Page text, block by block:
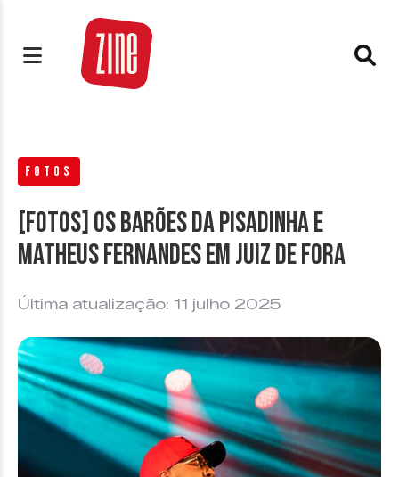
FOTOS
[FOTOS] Os Barões da Pisadinha e
Matheus Fernandes em Juiz de Fora
Última atualização: 11 julho 2025